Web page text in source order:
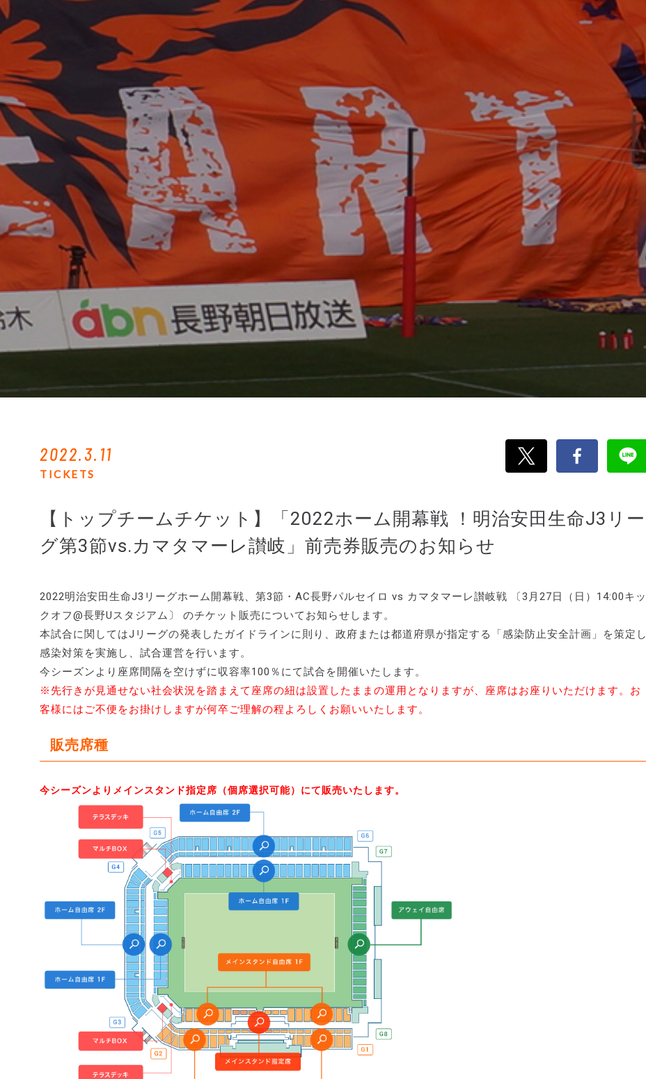
2022.3.11
TICKETS
【トップチームチケット】「2022ホーム開幕戦 ！明治安田生命J3リー
グ第3節vs.カマタマーレ讃岐」前売券販売のお知らせ
2022明治安田生命J3リーグホーム開幕戦、第3節・AC長野パルセイロ vs カマタマーレ讃岐戦 〔3月27日（日）14:00キッ
クオフ@長野Uスタジアム〕 のチケット販売についてお知らせします。
本試合に関してはJリーグの発表したガイドラインに則り、政府または都道府県が指定する「感染防止安全計画」を策定し
感染対策を実施し、試合運営を行います。
今シーズンより座席間隔を空けずに収容率100％にて試合を開催いたします。
※先行きが見通せない社会状況を踏まえて座席の紐は設置したままの運用となりますが、座席はお座りいただけます。お
客様にはご不便をお掛けしますが何卒ご理解の程よろしくお願いいたします。
販売席種
今シーズンよりメインスタンド指定席（個席選択可能）にて販売いたします。